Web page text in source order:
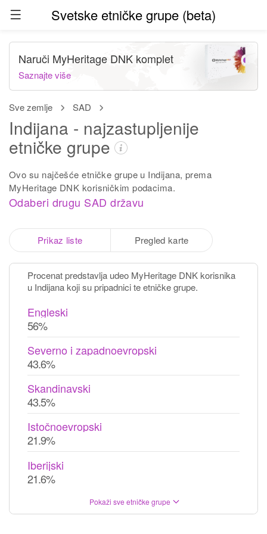
Svetske etničke grupe (beta)
Sve zemlje SAD
Indijana - najzastupljenije
etničke grupe
Ovo su najčešće etničke grupe u Indijana, prema
MyHeritage DNK korisničkim podacima.
Odaberi drugu SAD državu
Naruči MyHeritage DNK komplet
Saznajte više
Prikaz liste Pregled karte
Procenat predstavlja udeo MyHeritage DNK korisnika
u Indijana koji su pripadnici te etničke grupe.
Engleski
56%
Severno i zapadnoevropski
43.6%
Skandinavski
43.5%
Istočnoevropski
21.9%
Iberijski
21.6%
Pokaži sve etničke grupe